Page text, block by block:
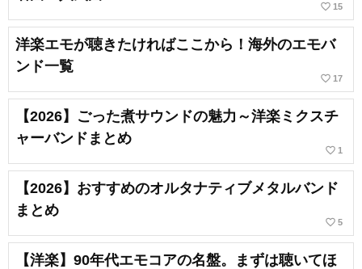
favorite_border 15
洋楽エモが聴きたければここから！海外のエモバ
ンド一覧
favorite_border 17
【2026】ごった煮サウンドの魅力～洋楽ミクスチ
ャーバンドまとめ
favorite_border 1
【2026】おすすめのオルタナティブメタルバンド
まとめ
favorite_border 5
【洋楽】90年代エモコアの名盤。まずは聴いてほ